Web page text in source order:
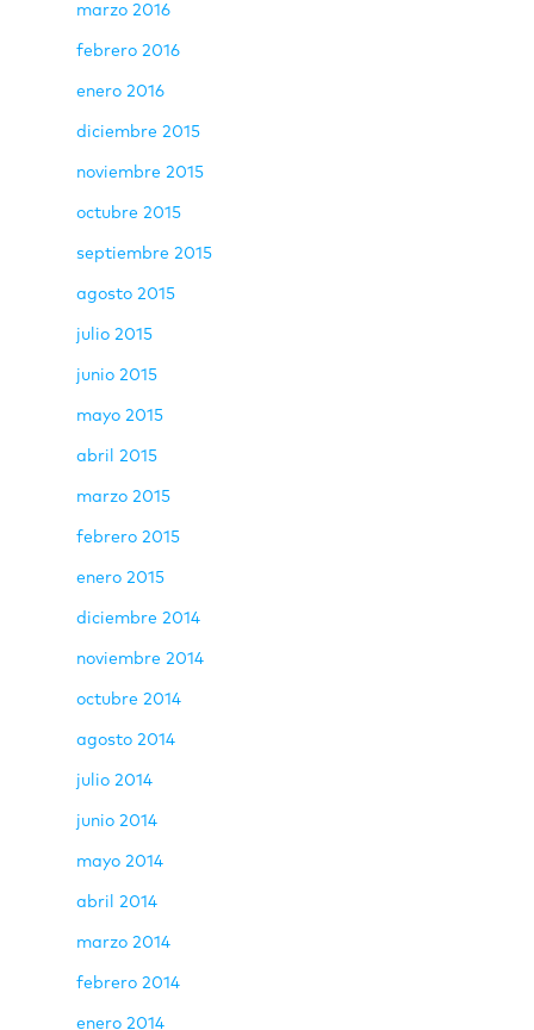
marzo 2016
febrero 2016
enero 2016
diciembre 2015
noviembre 2015
octubre 2015
septiembre 2015
agosto 2015
julio 2015
junio 2015
mayo 2015
abril 2015
marzo 2015
febrero 2015
enero 2015
diciembre 2014
noviembre 2014
octubre 2014
agosto 2014
julio 2014
junio 2014
mayo 2014
abril 2014
marzo 2014
febrero 2014
enero 2014